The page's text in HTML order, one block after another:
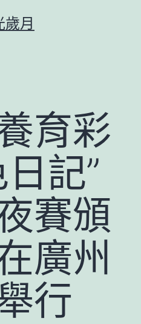
歲月
育彩
記”
賽頒
廣州
行